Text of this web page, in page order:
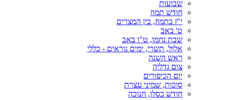
שבועות
חודש תמוז
י"ז בתמוז, בין המצרים
ט' באב
שבת נחמו, ט"ו באב
אלול, תשרי, ימים נוראים - כללי
ראש השנה
צום גדליה
יום הכיפורים
סוכות, שמיני עצרת
חודש כסלו, חנוכה